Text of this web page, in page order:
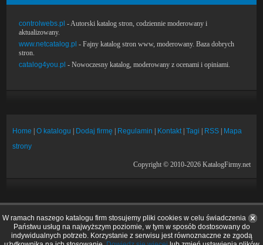
controlwebs.pl - Autorski katalog stron, codziennie moderowany i
aktualizowany.
www.netcatalog.pl - Fajny katalog stron www, moderowany. Baza dobrych
stron.
catalog4you.pl - Nowoczesny katalog, moderowany z ocenami i opiniami.
Home |O katalogu Dodaj firmę Regulamin Kontakt|Tagi RSS
Mapa
strony
Copyright © 2010-2026 KatalogFirmy.net
W ramach naszego katalogu firm stosujemy pliki cookies w celu świadczenia
Państwu usług na najwyższym poziomie, w tym w sposób dostosowany do
indywidualnych potrzeb. Korzystanie z serwisu jest równoznaczne ze zgodą